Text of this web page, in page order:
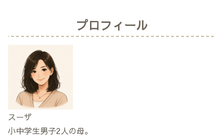
プロフィール
スーザ
小中学生男子2人の母。